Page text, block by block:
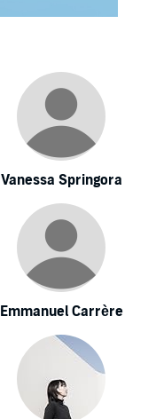
Vanessa Springora
Emmanuel Carrère